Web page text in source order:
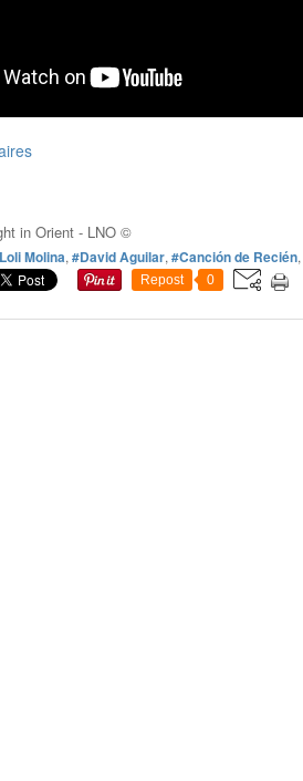
in Orient - LNO ©
Molina, #David Aguilar, #Canción de Recién,
Repost 0